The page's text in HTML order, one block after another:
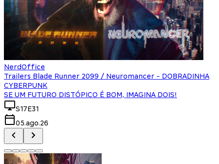
NerdOffice
Trailers Blade Runner 2099 / Neuromancer - DOBRADINHA
CYBERPUNK
SE UM FUTURO DISTÓPICO É BOM, IMAGINA DOIS!
S17E31
05.ago.26